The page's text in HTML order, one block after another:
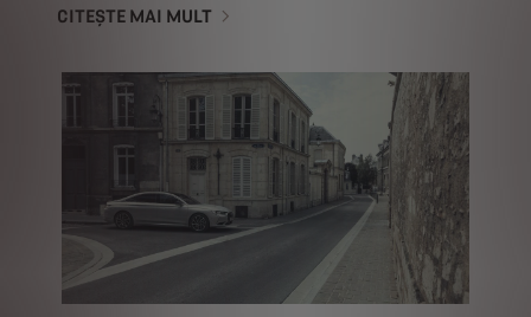
CITEȘTE MAI MULT